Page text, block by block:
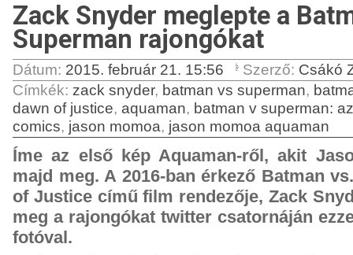
Zack Snyder meglepte a
Superman rajongókat
Dátum: 2015. február 21. 15:56 Szerző: Csákó
Címkék: zack snyder, batman vs superman,
dawn of justice, aquaman, batman v superman:
comics, jason momoa, jason momoa aquaman
Íme az első kép Aquaman-ről, akit
majd meg. A 2016-ban érkező Batman
of Justice című film rendezője, Zack
meg a rajongókat twitter csatornáján
fotóval.